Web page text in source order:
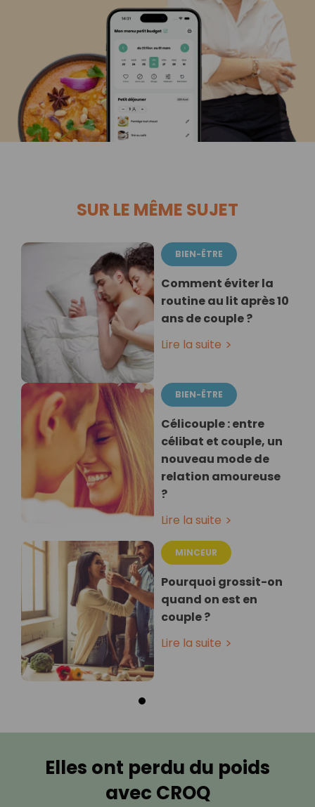
SUR LE MÊME SUJET
BIEN-ÊTRE
Comment éviter la
routine au lit après 10
ans de couple ?
Lire la suite
BIEN-ÊTRE
Célicouple : entre
célibat et couple, un
nouveau mode de
relation amoureuse
?
Lire la suite
MINCEUR
Pourquoi grossit-on
quand on est en
couple ?
Lire la suite
Elles ont perdu du poids
avec CROQ